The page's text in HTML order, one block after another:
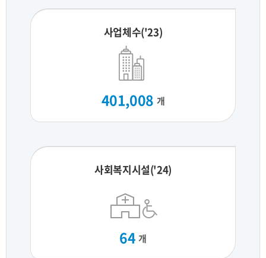
사업체수('23)
401,008 개
사회복지시설('24)
64 개